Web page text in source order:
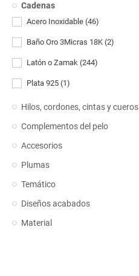
Cadenas
Acero Inoxidable (46)
Baño Oro 3Micras 18K (2)
Latón o Zamak (244)
Plata 925 (1)
Hilos, cordones, cintas y cueros
Complementos del pelo
Accesorios
Plumas
Temático
Diseños acabados
Material